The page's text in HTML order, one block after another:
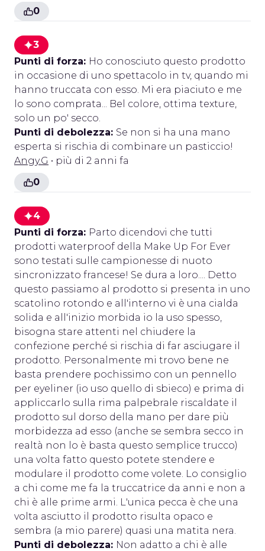
0
3
Punti di forza: Ho conosciuto questo prodotto
in occasione di uno spettacolo in tv, quando mi
hanno truccata con esso. Mi era piaciuto e me
lo sono comprata... Bel colore, ottima texture,
solo un po' secco.
Punti di debolezza: Se non si ha una mano
esperta si rischia di combinare un pasticcio!
Angy.G • più di 2 anni fa
0
4
Punti di forza: Parto dicendovi che tutti
prodotti waterproof della Make Up For Ever
sono testati sulle campionesse di nuoto
sincronizzato francese! Se dura a loro.... Detto
questo passiamo al prodotto si presenta in uno
scatolino rotondo e all'interno vi è una cialda
solida e all'inizio morbida io la uso spesso,
bisogna stare attenti nel chiudere la
confezione perché si rischia di far asciugare il
prodotto. Personalmente mi trovo bene ne
basta prendere pochissimo con un pennello
per eyeliner (io uso quello di sbieco) e prima di
appliccarlo sulla rima palpebrale riscaldate il
prodotto sul dorso della mano per dare più
morbidezza ad esso (anche se sembra secco in
realtà non lo è basta questo semplice trucco)
una volta fatto questo potete stendere e
modulare il prodotto come volete. Lo consiglio
a chi come me fa la truccatrice da anni e non a
chi è alle prime armi. L'unica pecca è che una
volta asciutto il prodotto risulta opaco e
sembra (a mio parere) quasi una matita nera.
Punti di debolezza: Non adatto a chi è alle